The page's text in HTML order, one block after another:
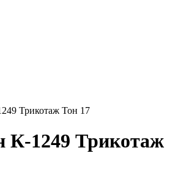
Трикотаж Тон 17
К-1249 Трикотаж